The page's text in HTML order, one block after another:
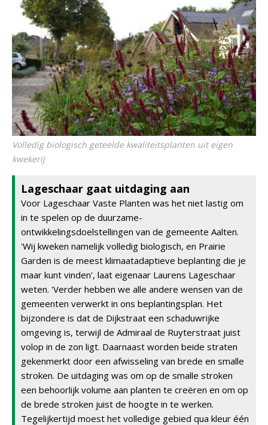
Volledig biologisch geteelde kwaliteitsplanten uit eigen
kwekerij
Lageschaar gaat uitdaging aan
Voor Lageschaar Vaste Planten was het niet lastig om
in te spelen op de duurzame-
ontwikkelingsdoelstellingen van de gemeente Aalten.
'Wij kweken namelijk volledig biologisch, en Prairie
Garden is de meest klimaatadaptieve beplanting die je
maar kunt vinden', laat eigenaar Laurens Lageschaar
weten. 'Verder hebben we alle andere wensen van de
gemeenten verwerkt in ons beplantingsplan. Het
bijzondere is dat de Dijkstraat een schaduwrijke
omgeving is, terwijl de Admiraal de Ruyterstraat juist
volop in de zon ligt. Daarnaast worden beide straten
gekenmerkt door een afwisseling van brede en smalle
stroken. De uitdaging was om op de smalle stroken
een behoorlijk volume aan planten te creëren en om op
de brede stroken juist de hoogte in te werken.
Tegelijkertijd moest het volledige gebied qua kleur één